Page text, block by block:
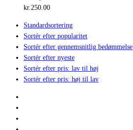
kr. 250.00
Standardsortering
Sortér efter popularitet
Sortér efter gennemsnitlig bedømmelse
Sortér efter nyeste
Sortér efter pris: lav til høj
Sortér efter pris: høj til lav